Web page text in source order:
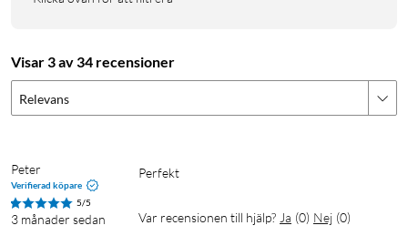
Strömförsörjning: Ansluts till vägguttaget
Effektförbrukning: 55–65 W
Värmenivåer: 3
som används vid tester av textilprodukter för att garantera att
produkterna inte innehåller några skadliga ämnen och att de
är säkra för människors hälsa. Testerna gäller alla led i
Visar 3 av 34 recensioner
Relevans
Peter
Verifierad köpare
5/5
3 månader sedan
Perfekt
Var recensionen till hjälp? Ja (0) Nej (0)